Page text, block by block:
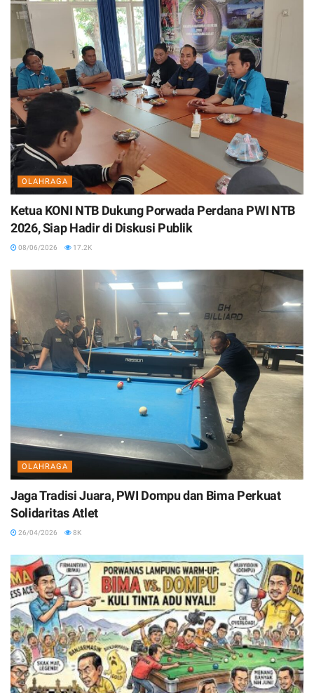
OLAHRAGA
Ketua KONI NTB Dukung Porwada Perdana PWI NTB
2026, Siap Hadir di Diskusi Publik
08/06/2026 17.2K
OLAHRAGA
Jaga Tradisi Juara, PWI Dompu dan Bima Perkuat
Solidaritas Atlet
26/04/2026 8K